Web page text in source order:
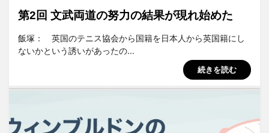
稿
日:
第2回 文武両道の努力の結果が現れ始めた
投稿者tsuchiya
飯塚： 英国のテニス協会から国籍を日本人から英国籍にし
ないかという誘いがあったの…
続きを読む